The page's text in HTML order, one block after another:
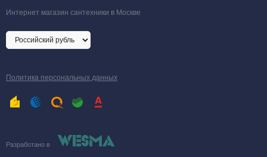
Интернет магазин сантехники в Москве
Политика персональных данных
Разработано в